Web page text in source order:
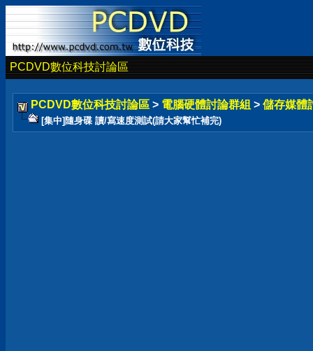
PCDVD數位科技討論區
PCDVD數位科技討論區 > 電腦硬體討論群組 > 儲存媒體
[集中]隨身碟 讀/寫速度測試(請大家幫忙補完)